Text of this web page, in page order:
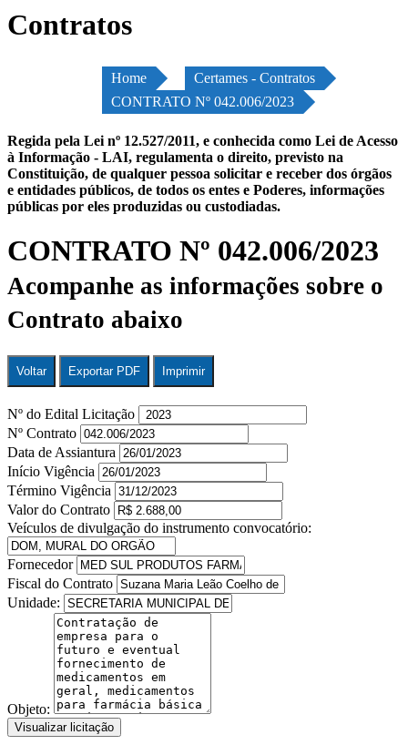
Contratos
Home
Certames - Contratos
CONTRATO Nº 042.006/2023
Regida pela Lei nº 12.527/2011, e conhecida como Lei de Acesso
à Informação - LAI, regulamenta o direito, previsto na
Constituição, de qualquer pessoa solicitar e receber dos órgãos
e entidades públicos, de todos os entes e Poderes, informações
públicas por eles produzidas ou custodiadas.
CONTRATO Nº 042.006/2023
Acompanhe as informações sobre o
Contrato abaixo
Voltar Exportar PDF Imprimir
Nº do Edital Licitação
Nº Contrato
Data de Assiantura
Início Vigência
Término Vigência
Valor do Contrato
Veículos de divulgação do instrumento convocatório:
Fornecedor
Fiscal do Contrato
Unidade:
Objeto:
Visualizar licitação